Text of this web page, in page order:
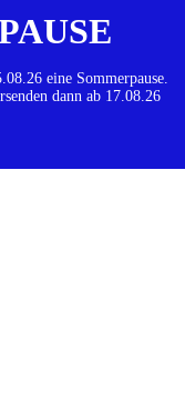
eine Sommerpause.
dann ab 17.08.26